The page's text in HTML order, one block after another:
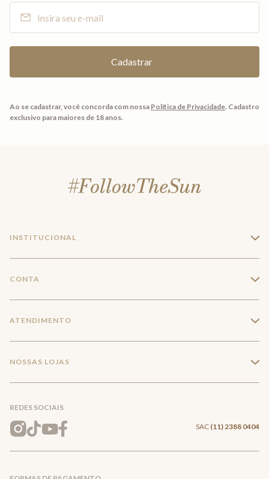
Ao se cadastrar, você concorda com nossa Política de Privacidade. Cadastro
exclusivo para maiores de 18 anos.
INSTITUCIONAL +
Trabalhe conosco
Mapa do Site
CONTA +
Meus pedidos
Wishlist
ATENDIMENTO +
Entrega e Frete
Trocas e Devoluções
NOSSAS LOJAS +
REDES SOCIAIS
SAC (11) 2388 0404